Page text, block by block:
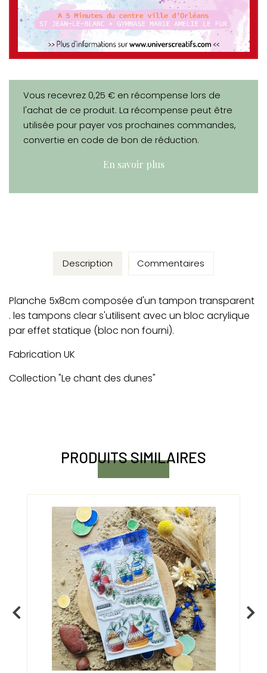
Vous recevrez 0,25 € en récompense lors de
l'achat de ce produit. La récompense peut être
utilisée pour payer vos prochaines commandes,
convertie en code de bon de réduction.
En savoir plus
Description
Planche 5x8cm composée d'un tampon transparent
. les tampons clear s'utilisent avec un bloc acrylique
par effet statique (bloc non fourni).
Fabrication UK
Collection "Le chant des dunes"
Commentaires
PRODUITS SIMILAIRES